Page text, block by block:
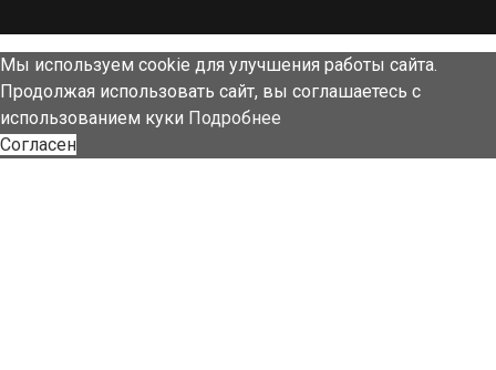
Мы используем cookie для улучшения работы сайта.
Продолжая использовать сайт, вы соглашаетесь с
использованием куки Подробнее
Согласен